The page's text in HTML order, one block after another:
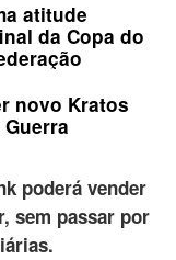
atitude
da Copa do
novo Kratos
poderá vender
sem passar por